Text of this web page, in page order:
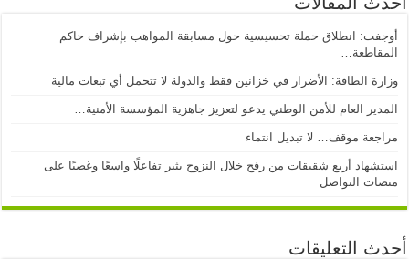
أوجفت: انطلاق حملة تحسيسية حول مسابقة المواهب بإشراف حاكم
المقاطعة…
وزارة الطاقة: الأضرار في خزانين فقط والدولة لا تتحمل أي تبعات مالية
المدير العام للأمن الوطني يدعو لتعزيز جاهزية المؤسسة الأمنية…
مراجعة موقف… لا تبديل انتماء
استشهاد أربع شقيقات من رفح خلال النزوح يثير تفاعلًا واسعًا وغضبًا على
منصات التواصل
أحدث التعليقات